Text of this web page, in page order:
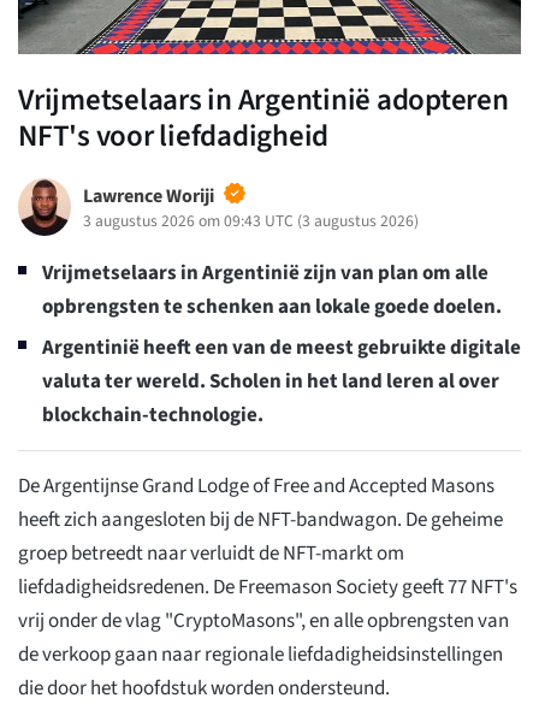
Vrijmetselaars in Argentinië adopteren
NFT's voor liefdadigheid
Lawrence Woriji
3 augustus 2026 om 09:43 UTC (3 augustus 2026)
Vrijmetselaars in Argentinië zijn van plan om alle
opbrengsten te schenken aan lokale goede doelen.
Argentinië heeft een van de meest gebruikte digitale
valuta ter wereld. Scholen in het land leren al over
blockchain-technologie.
De Argentijnse Grand Lodge of Free and Accepted Masons
heeft zich aangesloten bij de NFT-bandwagon. De geheime
groep betreedt naar verluidt de NFT-markt om
liefdadigheidsredenen. De Freemason Society geeft 77 NFT's
vrij onder de vlag "CryptoMasons", en alle opbrengsten van
de verkoop gaan naar regionale liefdadigheidsinstellingen
die door het hoofdstuk worden ondersteund.